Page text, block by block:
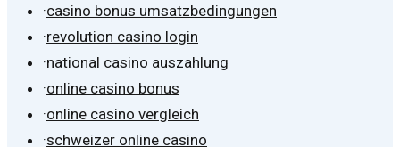
·casino bonus umsatzbedingungen
·revolution casino login
·national casino auszahlung
·online casino bonus
·online casino vergleich
·schweizer online casino